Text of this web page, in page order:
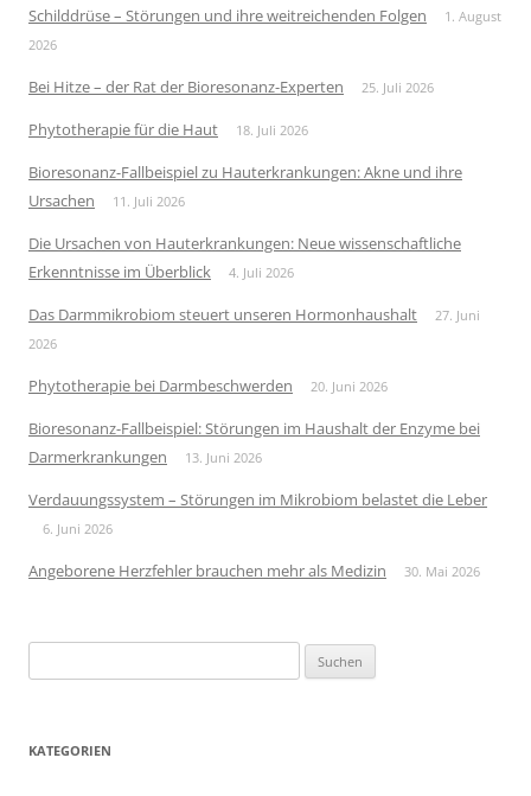
Schilddrüse – Störungen und ihre weitreichenden Folgen
1. August
2026
Bei Hitze – der Rat der Bioresonanz-Experten 25. Juli 2026
Phytotherapie für die Haut 18. Juli 2026
Bioresonanz-Fallbeispiel zu Hauterkrankungen: Akne und ihre
Ursachen
11. Juli 2026
Die Ursachen von Hauterkrankungen: Neue wissenschaftliche
Erkenntnisse im Überblick
4. Juli 2026
Das Darmmikrobiom steuert unseren Hormonhaushalt
27. Juni
2026
Phytotherapie bei Darmbeschwerden 20. Juni 2026
Bioresonanz-Fallbeispiel: Störungen im Haushalt der Enzyme bei
Darmerkrankungen
13. Juni 2026
Verdauungssystem – Störungen im Mikrobiom belastet die Leber
6. Juni 2026
Angeborene Herzfehler brauchen mehr als Medizin 30. Mai 2026
nach:
KATEGORIEN